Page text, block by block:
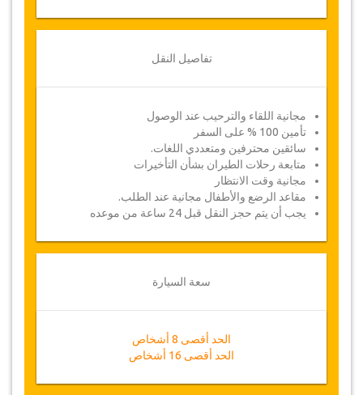
تفاصيل النقل
مجانية اللقاء والترحيب عند الوصول
تأمين 100 % على السفر
سائقين محترفين ومتعددي اللغات.
متابعة رحلات الطيران بشأن التأخيرات
مجانية وقت الانتظار
مقاعد الرضع والأطفال مجانية عند الطلب.
يجب أن يتم حجز النقل قبل 24 ساعة من موعده
سعة السيارة
الحد أقصى 8 أشخاص
الحد أقصى 16 أشخاص